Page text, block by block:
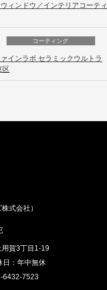
ィンドウ／インテリアコーテ
コーティング
インラボ セラミックウルトラ
区
式会社）
賀3丁目1-19
：年中無休
6432-7523